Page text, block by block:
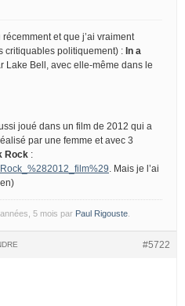
et que j’ai vraiment
critiquables politiquement) : In a
Lake Bell, avec elle-même dans le
joué dans un film de 2012 qui a
par une femme et avec 3
Rock :
. Mais je l’ai
5 mois par Paul Rigouste
#5722